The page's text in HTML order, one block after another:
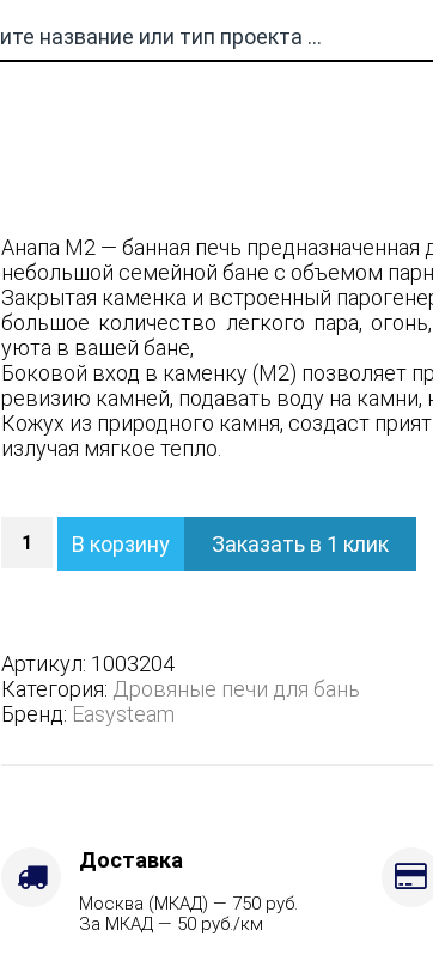
Анапа М2 — банная печь предназначенная
небольшой семейной бане с объемом
Закрытая каменка и встроенный
большое количество легкого пара,
уюта в вашей бане,
Боковой вход в каменку (М2) позволяет
ревизию камней, подавать воду на камни,
Кожух из природного камня, создаст
излучая мягкое тепло.
Печь
Анапа
трехстороннем
кожухе
-
Защита
Варианты
кожуха
В корзину Заказать в 1 клик
Артикул: 1003204
Категория: Дровяные печи для бань
Бренд: Easysteam
Доставка
Москва (МКАД) — 750 руб.
За МКАД — 50 руб./км